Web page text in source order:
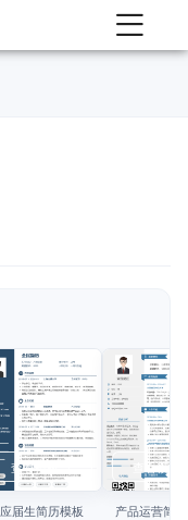
查看模板
应届生简历模板
查看模板
产品运营简